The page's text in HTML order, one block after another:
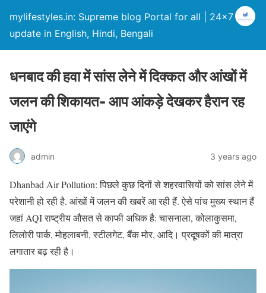
mylifestyles.in: Supreme blog Portal for all | 24×7
update in English, Hindi, Bengali
धनबाद की हवा में सांस लेने में दिक्कत और आंखों में
जलन की शिकायत- आप आंकड़े देखकर हैरान रह
जाएंगे
admin 3 years ago
Dhanbad Air Pollution: पिछले कुछ दिनों से शहरवासियों को सांस लेने में
परेशानी हो रही है. आंखों में जलन की खबरें आ रही हैं. ऐसे पांच मुख्य स्थान हैं
जहां AQI राष्ट्रीय औसत से काफी अधिक है: चासनाला, कोलाकुसमा,
लिलोरी पार्क, मोहलाबनी, स्टीलगेट, बैंक मोर, आदि। प्रदूषकों की मात्रा
लगातार बढ़ रही है।